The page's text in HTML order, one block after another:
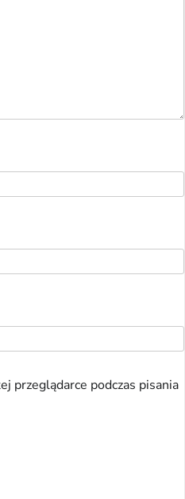
przeglądarce podczas pisania